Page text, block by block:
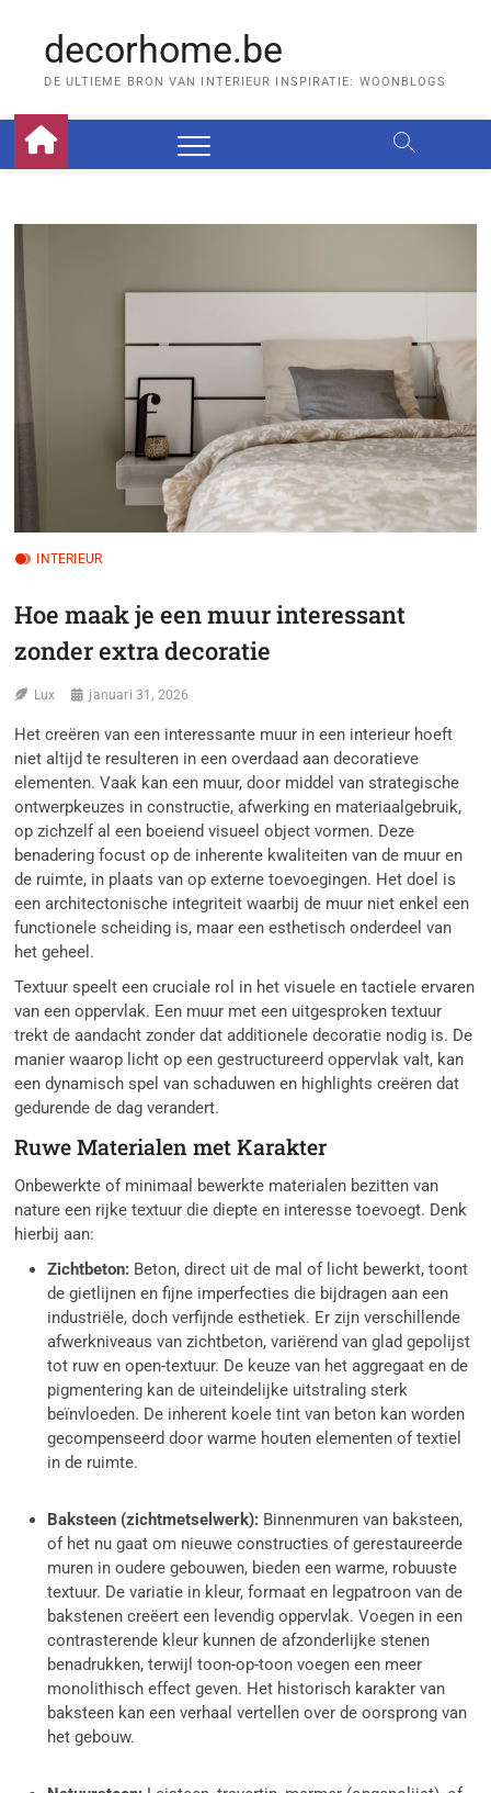
contentdecorhome.be
DE ULTIEME BRON VAN INTERIEUR INSPIRATIE: WOONBLOGS
INTERIEUR
Hoe maak je een muur interessant
zonder extra decoratie
Lux januari 31, 2026
Het creëren van een interessante muur in een interieur hoeft
niet altijd te resulteren in een overdaad aan decoratieve
elementen. Vaak kan een muur, door middel van strategische
ontwerpkeuzes in constructie, afwerking en materiaalgebruik,
op zichzelf al een boeiend visueel object vormen. Deze
benadering focust op de inherente kwaliteiten van de muur en
de ruimte, in plaats van op externe toevoegingen. Het doel is
een architectonische integriteit waarbij de muur niet enkel een
functionele scheiding is, maar een esthetisch onderdeel van
het geheel.
Textuur speelt een cruciale rol in het visuele en tactiele ervaren
van een oppervlak. Een muur met een uitgesproken textuur
trekt de aandacht zonder dat additionele decoratie nodig is. De
manier waarop licht op een gestructureerd oppervlak valt, kan
een dynamisch spel van schaduwen en highlights creëren dat
gedurende de dag verandert.
Ruwe Materialen met Karakter
Onbewerkte of minimaal bewerkte materialen bezitten van
nature een rijke textuur die diepte en interesse toevoegt. Denk
hierbij aan:
Zichtbeton: Beton, direct uit de mal of licht bewerkt, toont
de gietlijnen en fijne imperfecties die bijdragen aan een
industriële, doch verfijnde esthetiek. Er zijn verschillende
afwerkniveaus van zichtbeton, variërend van glad gepolijst
tot ruw en open-textuur. De keuze van het aggregaat en de
pigmentering kan de uiteindelijke uitstraling sterk
beïnvloeden. De inherent koele tint van beton kan worden
gecompenseerd door warme houten elementen of textiel
in de ruimte.
Baksteen (zichtmetselwerk): Binnenmuren van baksteen,
of het nu gaat om nieuwe constructies of gerestaureerde
muren in oudere gebouwen, bieden een warme, robuuste
textuur. De variatie in kleur, formaat en legpatroon van de
bakstenen creëert een levendig oppervlak. Voegen in een
contrasterende kleur kunnen de afzonderlijke stenen
benadrukken, terwijl toon-op-toon voegen een meer
monolithisch effect geven. Het historisch karakter van
baksteen kan een verhaal vertellen over de oorsprong van
het gebouw.